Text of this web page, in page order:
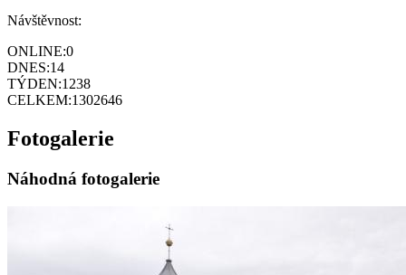
Návštěvnost:
ONLINE:0
DNES:14
TÝDEN:1238
CELKEM:1302646
Fotogalerie
Náhodná fotogalerie